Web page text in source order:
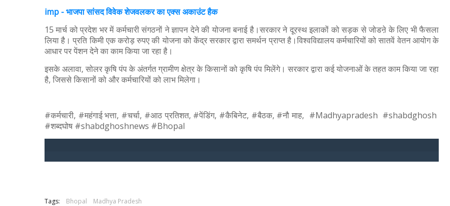
imp - भाजपा सांसद विवेक शेजवलकर का एक्स अकाउंट हैक
15 मार्च को प्रदेश भर में कर्मचारी संगठनों ने ज्ञापन देने की योजना बनाई है।सरकार ने दूरस्थ इलाकों को सड़क से जोडऩे के लिए भी फैसला
लिया है। प्रति किमी एक करोड़ रुपए की योजना को केंद्र सरकार द्वारा समर्थन प्राप्त है।विश्वविद्यालय कर्मचारियों को सातवें वेतन आयोग के
आधार पर पेंशन देने का काम किया जा रहा है।
इसके अलावा, सोलर कृषि पंप के अंतर्गत ग्रामीण क्षेत्र के किसानों को कृषि पंप मिलेंगे। सरकार द्वारा कई योजनाओं के तहत काम किया जा रहा
है, जिससे किसानों को और कर्मचारियों को लाभ मिलेगा।
#कर्मचारी, #महंगाई भत्ता, #चर्चा, #आठ प्रतिशत, #पेंडिंग, #कैबिनेट, #बैठक, #नौ माह, #Madhyapradesh #shabdghosh
#शब्‍दघोष #shabdghoshnews #Bhopal
Tags: Bhopal Madhya Pradesh